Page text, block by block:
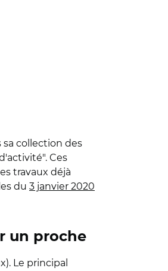
sa collection des
Ces
travaux déjà
du 3 janvier 2020
un proche
Le principal